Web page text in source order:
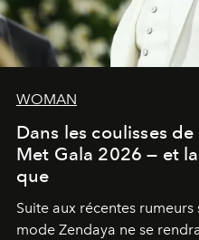
WOMAN
Dans les coulisses
Met Gala 2026 — et
que
Suite aux récentes
mode Zendaya ne se